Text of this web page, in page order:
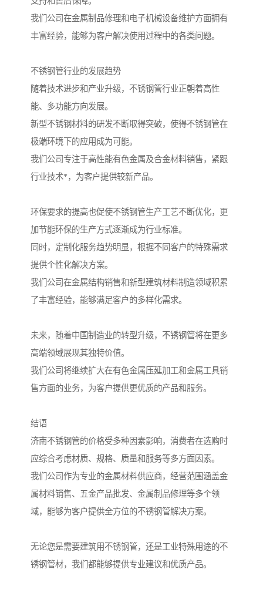
我们公司在金属制品修理和电子机械设备维护方面拥有
丰富经验，能够为客户解决使用过程中的各类问题。
不锈钢管行业的发展趋势
随着技术进步和产业升级，不锈钢管行业正朝着高性
能、多功能方向发展。
新型不锈钢材料的研发不断取得突破，使得不锈钢管在
极端环境下的应用成为可能。
我们公司专注于高性能有色金属及合金材料销售，紧跟
行业技术*，为客户提供较新产品。
环保要求的提高也促使不锈钢管生产工艺不断优化，更
加节能环保的生产方式逐渐成为行业标准。
同时，定制化服务趋势明显，根据不同客户的特殊需求
提供个性化解决方案。
我们公司在金属结构销售和新型建筑材料制造领域积累
了丰富经验，能够满足客户的多样化需求。
未来，随着中国制造业的转型升级，不锈钢管将在更多
高端领域展现其独特价值。
我们公司将继续扩大在有色金属压延加工和金属工具销
售方面的业务，为客户提供更优质的产品和服务。
结语
济南不锈钢管的价格受多种因素影响，消费者在选购时
应综合考虑材质、规格、质量和服务等多方面因素。
我们公司作为专业的金属材料供应商，经营范围涵盖金
属材料销售、五金产品批发、金属制品修理等多个领
域，能够为客户提供全方位的不锈钢管解决方案。
无论您是需要建筑用不锈钢管，还是工业特殊用途的不
锈钢管材，我们都能够提供专业建议和优质产品。